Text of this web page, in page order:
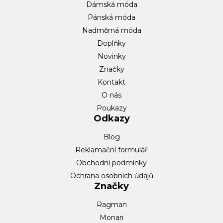
Dámská móda
Pánská móda
Nadměrná móda
Doplňky
Novinky
Značky
Kontakt
O nás
Poukazy
Odkazy
Blog
Reklamační formulář
Obchodní podmínky
Ochrana osobních údajů
Značky
Ragman
Monari